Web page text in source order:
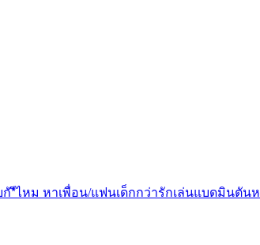
*ีไหม หาเพื่อน/แฟนเด็กกว่ารักเล่นแบดมินตั